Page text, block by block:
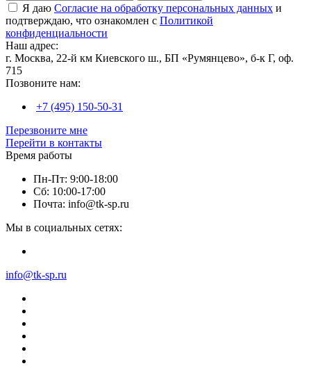
Я даю Согласие на обработку персональных данных и
подтверждаю, что ознакомлен с Политикой
конфиденциальности
Наш адрес:
г. Москва, 22-й км Киевского ш., БП «Румянцево», б-к Г, оф.
715
Позвоните нам:
+7 (495) 150-50-31
Перезвоните мне
Перейти в контакты
Время работы
Пн-Пт: 9:00-18:00
Сб: 10:00-17:00
Почта: info@tk-sp.ru
Мы в социальных сетях:
info@tk-sp.ru